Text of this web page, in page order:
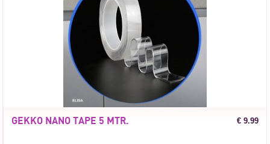
GEKKO NANO TAPE 5 MTR. € 9.99